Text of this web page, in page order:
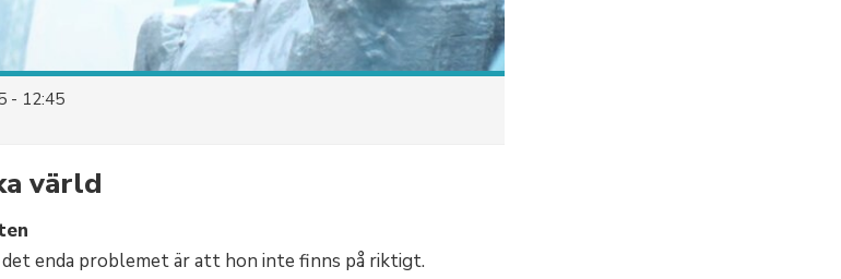
- 12:45
värld
det enda problemet är att hon inte finns på riktigt.